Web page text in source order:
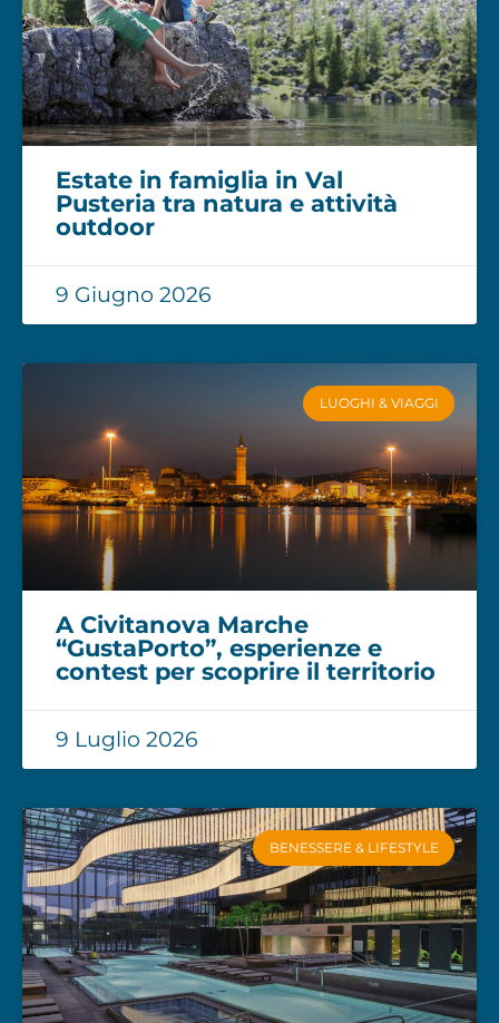
Estate in famiglia in Val
Pusteria tra natura e attività
outdoor
9 Giugno 2026
LUOGHI & VIAGGI
A Civitanova Marche
“GustaPorto”, esperienze e
contest per scoprire il territorio
9 Luglio 2026
BENESSERE & LIFESTYLE